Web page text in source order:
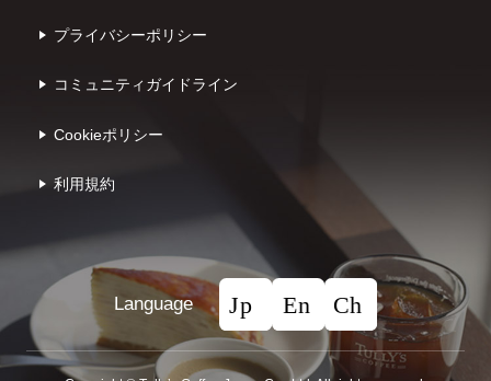
プライバシーポリシー
コミュニティガイドライン
Cookieポリシー
利⽤規約
Language